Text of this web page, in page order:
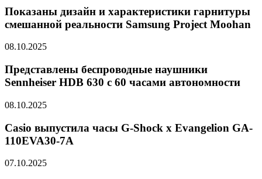
Показаны дизайн и характеристики гарнитуры
смешанной реальности Samsung Project Moohan
08.10.2025
Представлены беспроводные наушники
Sennheiser HDB 630 с 60 часами автономности
08.10.2025
Casio выпустила часы G-Shock x Evangelion GA-
110EVA30-7A
07.10.2025